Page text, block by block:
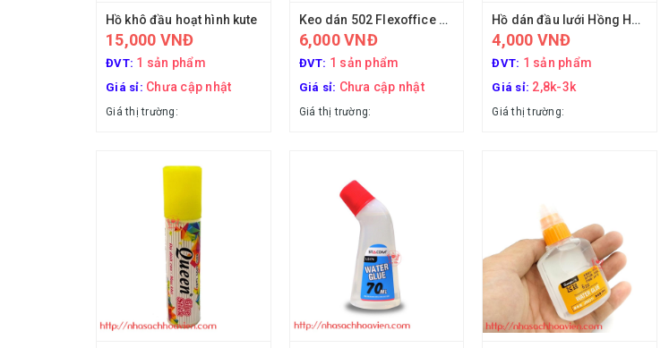
Hồ khô đầu hoạt hình kute
15,000 VNĐ
ĐVT: 1 sản phẩm
Giá sỉ: Chưa cập nhật
Giá thị trường:
Keo dán 502 Flexoffice FO-SG001/VN
6,000 VNĐ
ĐVT: 1 sản phẩm
Giá sỉ: Chưa cập nhật
Giá thị trường:
Hồ dán đầu lưới Hồng Hà HH 6676 HT-01
4,000 VNĐ
ĐVT: 1 sản phẩm
Giá sỉ: 2,8k-3k
Giá thị trường: